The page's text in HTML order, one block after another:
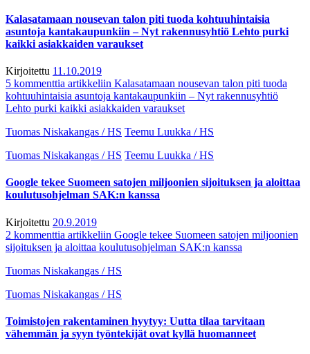
Kalasatamaan nousevan talon piti tuoda kohtuuhintaisia
asuntoja kanta­kaupunkiin – Nyt rakennus­yhtiö Lehto purki
kaikki asiakkaiden varaukset
Kirjoitettu 11.10.2019
5 kommenttia artikkeliin Kalasatamaan nousevan talon piti tuoda
kohtuuhintaisia asuntoja kanta­kaupunkiin – Nyt rakennus­yhtiö
Lehto purki kaikki asiakkaiden varaukset
Tuomas Niskakangas / HS Teemu Luukka / HS
Tuomas Niskakangas / HS Teemu Luukka / HS
Google tekee Suomeen satojen miljoonien sijoituksen ja aloittaa
koulutusohjelman SAK:n kanssa
Kirjoitettu 20.9.2019
2 kommenttia artikkeliin Google tekee Suomeen satojen miljoonien
sijoituksen ja aloittaa koulutusohjelman SAK:n kanssa
Tuomas Niskakangas / HS
Tuomas Niskakangas / HS
Toimistojen rakentaminen hyytyy: Uutta tilaa tarvitaan
vähemmän ja syyn työntekijät ovat kyllä huomanneet